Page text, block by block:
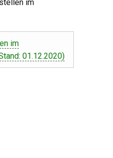
im
im
01.12.2020)